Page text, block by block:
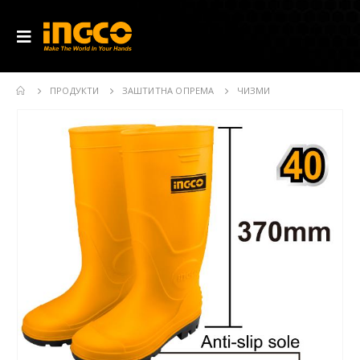
ПРОДУКТИ ЗАШТИТНА ОПРЕМА ЧИЗМИ